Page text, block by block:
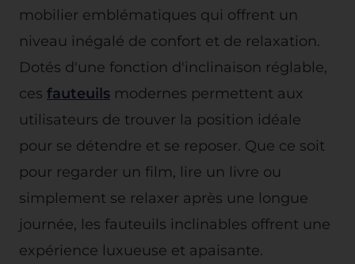
mobilier emblématiques qui offrent un
niveau inégalé de confort et de relaxation.
Dotés d'une fonction d'inclinaison réglable,
ces fauteuils modernes permettent aux
utilisateurs de trouver la position idéale
pour se détendre et se reposer. Que ce soit
pour regarder un film, lire un livre ou
simplement se relaxer après une longue
journée, les fauteuils inclinables offrent une
expérience luxueuse et apaisante.